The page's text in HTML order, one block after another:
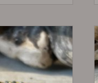
vergoldet
HINZUFÜGEN